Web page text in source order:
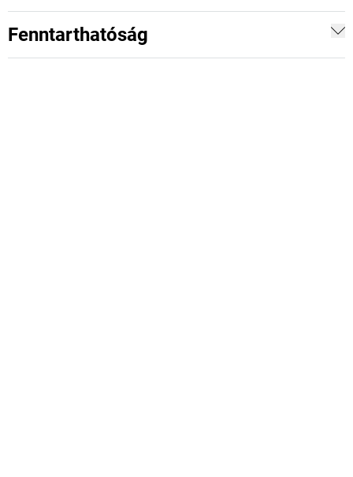
Fenntarthatóság